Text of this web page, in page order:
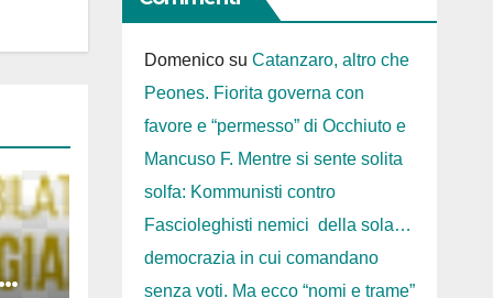
Domenicosu Catanzaro, altro che
Peones. Fiorita governa con
favore e “permesso” di Occhiuto e
Mancuso F. Mentre si sente solita
solfa: Kommunisti contro
Fascioleghisti nemici della sola…
democrazia in cui comandano
senza voti. Ma ecco “nomi e trame”